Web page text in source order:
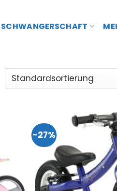
SCHWANGERSCHAFT
-27%